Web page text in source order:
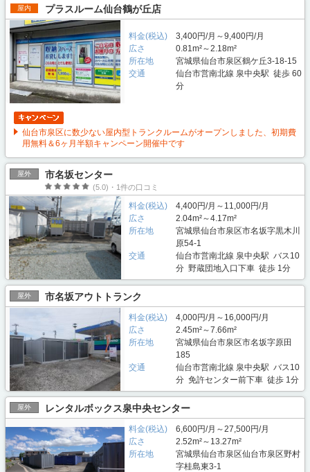
屋内 プラスルーム仙台鶴が丘店
料金(税込)
3,400円/月～9,400円/月
広さ
0.81m²～2.18m²
所在地
宮城県仙台市泉区鶴ケ丘3-18-15
交通
仙台市営南北線 泉中央駅 徒歩 60
分
仙台市泉区に数少ない屋内型トランクルームがオープンしました、初期費
用無料＆6ヶ月半額キャンペーン開催中です
屋外 市名坂センター
(5.0)・1件の口コミ
料金(税込)
4,400円/月～11,000円/月
広さ
2.04m²～4.17m²
所在地
宮城県仙台市泉区市名坂字黒木川
原54-1
交通
仙台市営南北線 泉中央駅 バス10
分 野蔵団地入口下車 徒歩 1分
屋外 市名坂アウトトランク
料金(税込)
4,000円/月～16,000円/月
広さ
2.45m²～7.66m²
所在地
宮城県仙台市泉区市名坂字原田
185
交通
仙台市営南北線 泉中央駅 バス10
分 免許センター前下車 徒歩 1分
屋外 レンタルボックス泉中央センター
料金(税込)
6,600円/月～27,500円/月
広さ
2.52m²～13.27m²
所在地
宮城県仙台市泉区仙台市泉区野村
字桂島東3-1